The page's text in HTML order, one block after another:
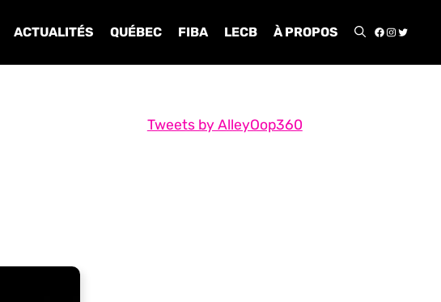
ACTUALITÉS QUÉBEC FIBA LECB À PROPOS
Tweets by AlleyOop360